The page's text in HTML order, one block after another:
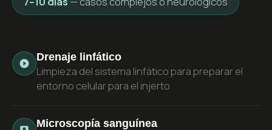
Drenaje linfático
Limpieza del sistema linfático para preparar el
entorno celular para el injerto
Microscopía sanguínea